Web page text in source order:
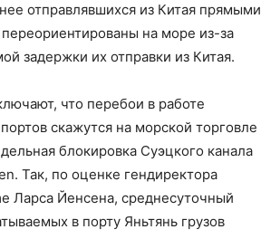
отправлявшихся из Китая прямыми
на море из-за
задержки их отправки из Китая.
что перебои в работе
скажутся на морской торговле
блокировка Суэцкого канала
Так, по оценке гендиректора
Ларса Йенсена, среднесуточный
в порту Яньтянь грузов